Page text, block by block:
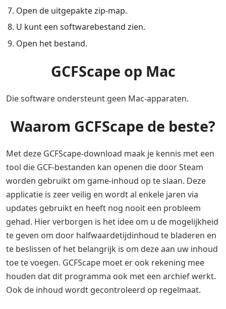
Open de uitgepakte zip-map.
U kunt een softwarebestand zien.
Open het bestand.
GCFScape op Mac
Die software ondersteunt geen Mac-apparaten.
Waarom GCFScape de beste?
Met deze GCFScape-download maak je kennis met een
tool die GCF-bestanden kan openen die door Steam
worden gebruikt om game-inhoud op te slaan. Deze
applicatie is zeer veilig en wordt al enkele jaren via
updates gebruikt en heeft nog nooit een probleem
gehad. Hier verborgen is het idee om u de mogelijkheid
te geven om door halfwaardetijdinhoud te bladeren en
te beslissen of het belangrijk is om deze aan uw inhoud
toe te voegen. GCFScape moet er ook rekening mee
houden dat dit programma ook met een archief werkt.
Ook de inhoud wordt gecontroleerd op regelmaat.